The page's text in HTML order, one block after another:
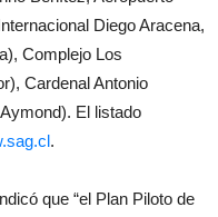
Diego Aracena,
Complejo Los
Cardenal Antonio
El listado
.
que “el Plan Piloto de